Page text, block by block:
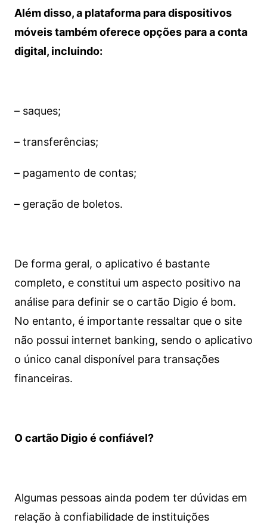
Além disso, a plataforma para dispositivos
móveis também oferece opções para a conta
digital, incluindo:
– saques;
– transferências;
– pagamento de contas;
– geração de boletos.
De forma geral, o aplicativo é bastante
completo, e constitui um aspecto positivo na
análise para definir se o cartão Digio é bom.
No entanto, é importante ressaltar que o site
não possui internet banking, sendo o aplicativo
o único canal disponível para transações
financeiras.
O cartão Digio é confiável?
Algumas pessoas ainda podem ter dúvidas em
relação à confiabilidade de instituições